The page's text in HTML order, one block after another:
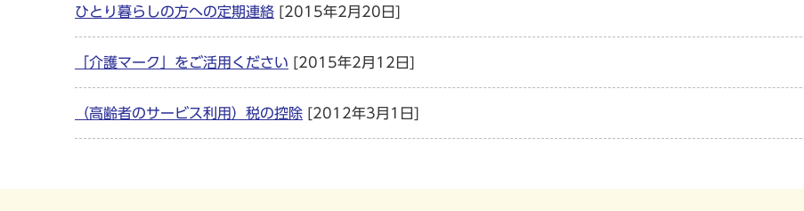
ひとり暮らしの方への定期連絡 [2015年2月20日]
「介護マーク」をご活用ください [2015年2月12日]
（高齢者のサービス利用）税の控除 [2012年3月1日]